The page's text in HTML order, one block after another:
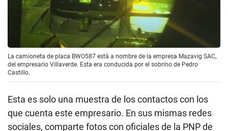
la única que presenta denuncias. El empresario
Villaverde también figura con diversas denuncias en
el sistema policial. Entre ellas, por presunta
usurpación de terrenos en Cerro Azul.
Este Diario intentó comunicarse con el empresario
no atendió nuestras llamadas.
Actualización: El pasado 12 de diciembre, el 2°